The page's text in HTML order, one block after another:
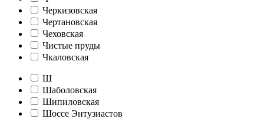
Черкизовская
Чертановская
Чеховская
Чистые пруды
Чкаловская
Ш
Шаболовская
Шипиловская
Шоссе Энтузиастов